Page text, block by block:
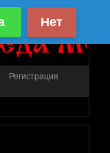
Регистрация